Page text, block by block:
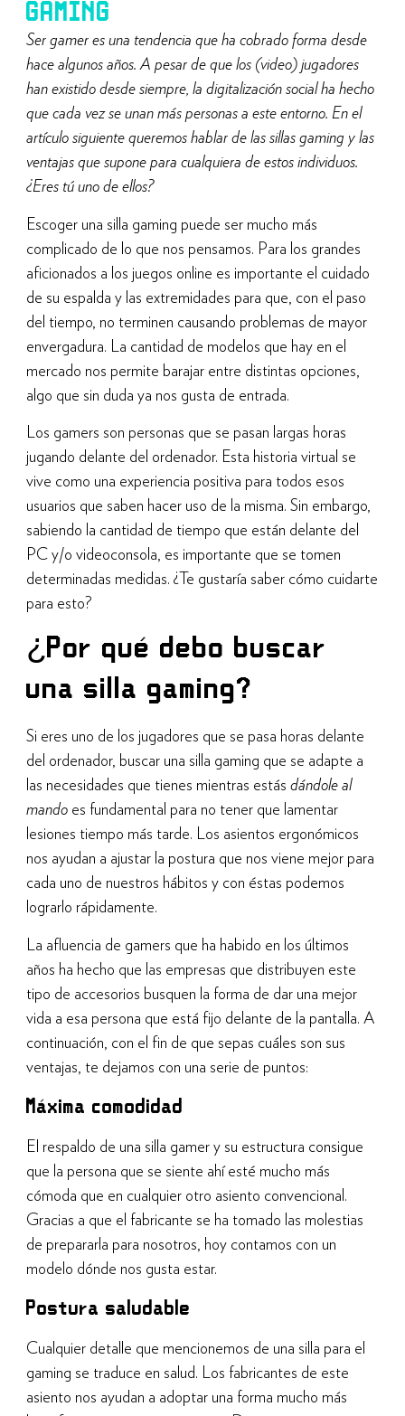
GAMING
Ser gamer es una tendencia que ha cobrado forma desde
hace algunos años. A pesar de que los (video) jugadores
han existido desde siempre, la digitalización social ha hecho
que cada vez se unan más personas a este entorno. En el
artículo siguiente queremos hablar de las sillas gaming y las
ventajas que supone para cualquiera de estos individuos.
¿Eres tú uno de ellos?
Escoger una silla gaming puede ser mucho más
complicado de lo que nos pensamos. Para los grandes
aficionados a los juegos online es importante el cuidado
de su espalda y las extremidades para que, con el paso
del tiempo, no terminen causando problemas de mayor
envergadura. La cantidad de modelos que hay en el
mercado nos permite barajar entre distintas opciones,
algo que sin duda ya nos gusta de entrada.
Los gamers son personas que se pasan largas horas
jugando delante del ordenador. Esta historia virtual se
vive como una experiencia positiva para todos esos
usuarios que saben hacer uso de la misma. Sin embargo,
sabiendo la cantidad de tiempo que están delante del
PC y/o videoconsola, es importante que se tomen
determinadas medidas. ¿Te gustaría saber cómo cuidarte
para esto?
¿Por qué debo buscar
una silla gaming?
Si eres uno de los jugadores que se pasa horas delante
del ordenador, buscar una silla gaming que se adapte a
las necesidades que tienes mientras estásdándole al
mando es fundamental para no tener que lamentar
lesiones tiempo más tarde. Los asientos ergonómicos
nos ayudan a ajustar la postura que nos viene mejor para
cada uno de nuestros hábitos y con éstas podemos
lograrlo rápidamente.
La afluencia de gamers que ha habido en los últimos
años ha hecho que las empresas que distribuyen este
tipo de accesorios busquen la forma de dar una mejor
vida a esa persona que está fijo delante de la pantalla. A
continuación, con el fin de que sepas cuáles son sus
ventajas, te dejamos con una serie de puntos:
Máxima comodidad
El respaldo de una silla gamer y su estructura consigue
que la persona que se siente ahí esté mucho más
cómoda que en cualquier otro asiento convencional.
Gracias a que el fabricante se ha tomado las molestias
de prepararla para nosotros, hoy contamos con un
modelo dónde nos gusta estar.
Postura saludable
Cualquier detalle que mencionemos de una silla para el
gaming se traduce en salud. Los fabricantes de este
asiento nos ayudan a adoptar una forma mucho más